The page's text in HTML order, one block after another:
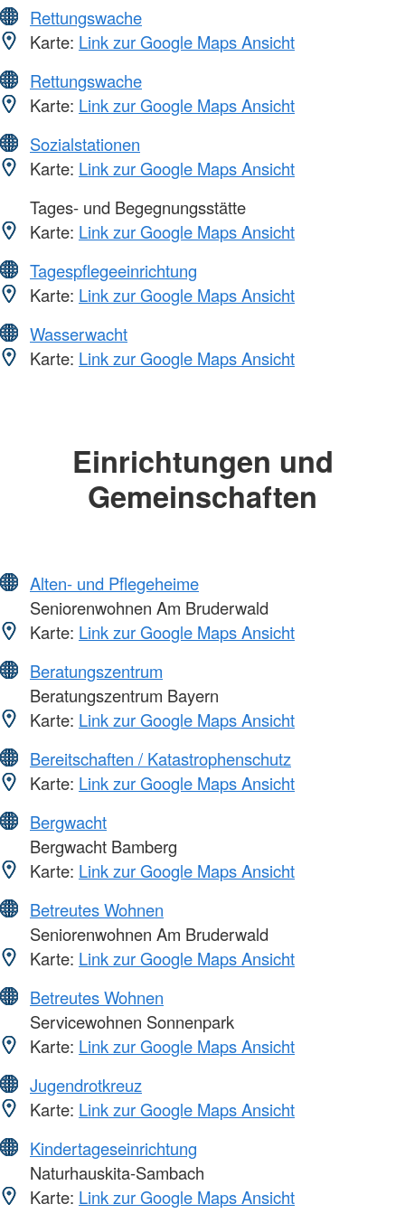
Rettungswache
Karte: Link zur Google Maps Ansicht
Rettungswache
Karte: Link zur Google Maps Ansicht
Sozialstationen
Karte: Link zur Google Maps Ansicht
Tages- und Begegnungsstätte
Karte: Link zur Google Maps Ansicht
Tagespflegeeinrichtung
Karte: Link zur Google Maps Ansicht
Wasserwacht
Karte: Link zur Google Maps Ansicht
Einrichtungen und
Gemeinschaften
Alten- und Pflegeheime
Seniorenwohnen Am Bruderwald
Karte: Link zur Google Maps Ansicht
Beratungszentrum
Beratungszentrum Bayern
Karte: Link zur Google Maps Ansicht
Bereitschaften / Katastrophenschutz
Karte: Link zur Google Maps Ansicht
Bergwacht
Bergwacht Bamberg
Karte: Link zur Google Maps Ansicht
Betreutes Wohnen
Seniorenwohnen Am Bruderwald
Karte: Link zur Google Maps Ansicht
Betreutes Wohnen
Servicewohnen Sonnenpark
Karte: Link zur Google Maps Ansicht
Jugendrotkreuz
Karte: Link zur Google Maps Ansicht
Kindertageseinrichtung
Naturhauskita-Sambach
Karte: Link zur Google Maps Ansicht